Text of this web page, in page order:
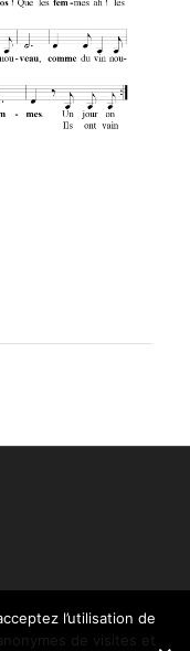
l’utilisation de
de visites et